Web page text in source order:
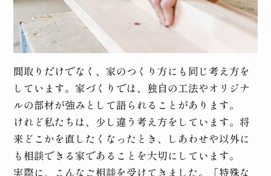
間取りだけでなく、家のつくり方にも同じ考え方を
しています。家づくりでは、独自の工法やオリジナ
ルの部材が強みとして語られることがあります。
けれど私たちは、少し違う考え方をしています。将
来どこかを直したくなったとき、しあわせや以外に
も相談できる家であることを大切にしています。
実際に、こんなご相談を受けてきました。「特殊な